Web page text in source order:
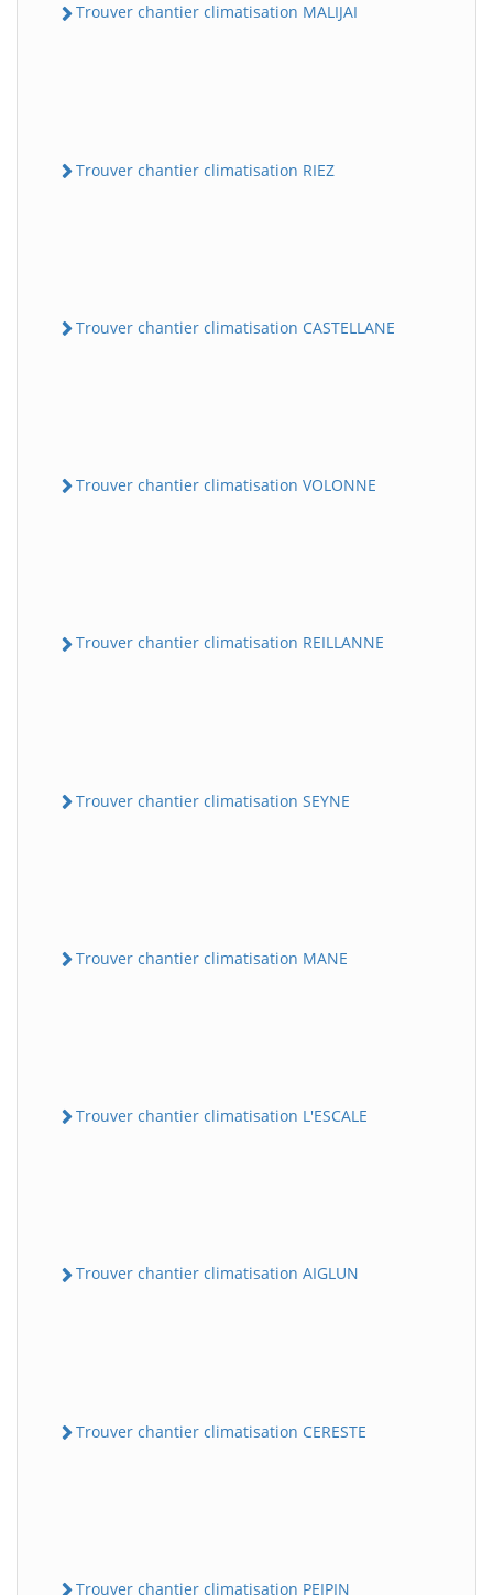
Trouver chantier climatisation MALIJAI
Trouver chantier climatisation RIEZ
Trouver chantier climatisation CASTELLANE
Trouver chantier climatisation VOLONNE
Trouver chantier climatisation REILLANNE
Trouver chantier climatisation SEYNE
Trouver chantier climatisation MANE
Trouver chantier climatisation L'ESCALE
Trouver chantier climatisation AIGLUN
Trouver chantier climatisation CERESTE
Trouver chantier climatisation PEIPIN